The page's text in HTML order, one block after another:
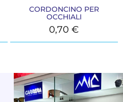
CORDONCINO PER
OCCHIALI
0,70€